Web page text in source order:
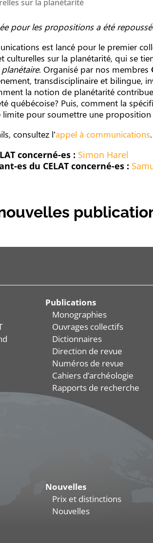
sur la planétarité
pour les propositions a été
est lancé pour le premier
culturelles sur la planétarité, qui se
. Organisé par nos membres
transdisciplinaire et bilingue,
la notion de planétarité
québécoise? Puis, comment la
limite pour soumettre une proposition
consultez l’appel à communications.
concerné-es : Simon Harel
es du CELAT concerné-es :
Publications
Monographies
Ouvrages collectifs
Dictionnaires
Direction de revue
Numéros de revue
Cahiers d’archéologie
Rapports de recherche
Nouvelles
Prix et distinctions
Nouvelles